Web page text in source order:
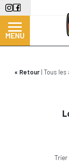
Aller
au
contenu
principal
MENU
Retour Tous les